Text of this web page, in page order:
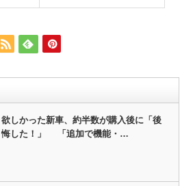
欲しかった新車、約半数が購入後に「後
悔した！」 「追加で機能・…